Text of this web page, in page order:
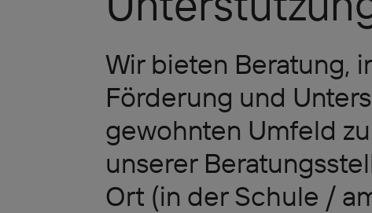
Wir bieten Beratung,
Förderung und
gewohnten Umfeld
unserer
Ort (in der Schule /